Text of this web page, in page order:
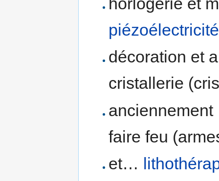
piézoélectricité
décoration et
cristallerie
faire feu
et…